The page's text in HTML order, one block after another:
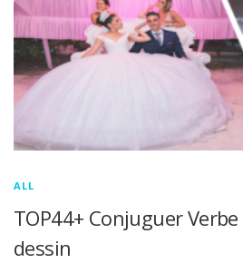
ALL
TOP44+ Conjuguer
dessin